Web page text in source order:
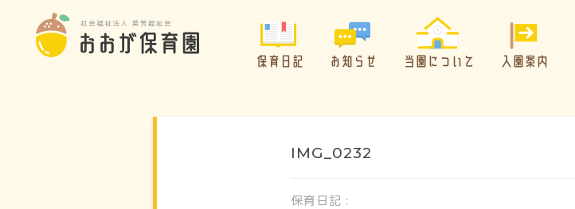
保育日記 お知らせ 当園について 入園案内
IMG_0232
保育日記 :